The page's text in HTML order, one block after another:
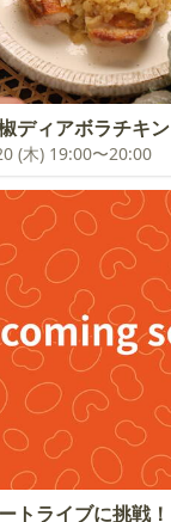
ディアボラチキン
(木) 19:00〜20:00
トライブに挑戦！